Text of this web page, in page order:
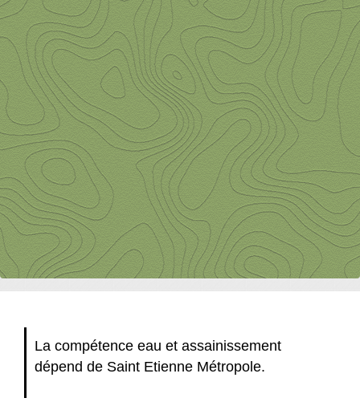
La compétence eau et assainissement
dépend de Saint Etienne Métropole.